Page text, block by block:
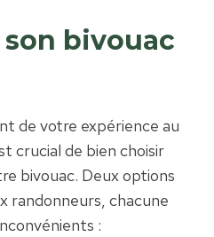
bivouac
de votre expérience au
crucial de bien choisir
bivouac. Deux options
randonneurs, chacune
: